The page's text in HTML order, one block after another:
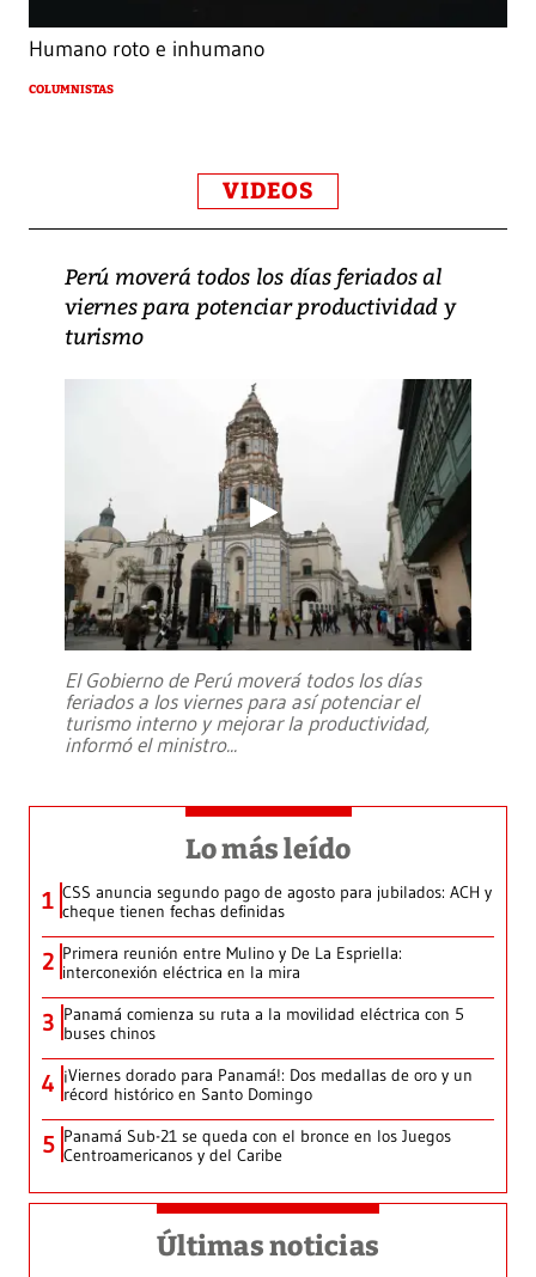
Humano roto e inhumano
COLUMNISTAS
VIDEOS
Perú moverá todos los días feriados al
viernes para potenciar productividad y
turismo
El Gobierno de Perú moverá todos los días
feriados a los viernes para así potenciar el
turismo interno y mejorar la productividad,
informó el ministro...
Lo más leído
1 CSS anuncia segundo pago de agosto para jubilados: ACH y
cheque tienen fechas definidas
2 Primera reunión entre Mulino y De La Espriella:
interconexión eléctrica en la mira
3 Panamá comienza su ruta a la movilidad eléctrica con 5
buses chinos
4 ¡Viernes dorado para Panamá!: Dos medallas de oro y un
récord histórico en Santo Domingo
5 Panamá Sub-21 se queda con el bronce en los Juegos
Centroamericanos y del Caribe
Últimas noticias